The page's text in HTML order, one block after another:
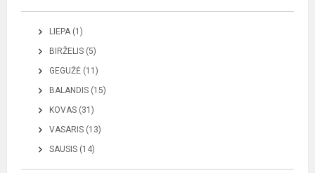
LIEPA (1)
BIRŽELIS (5)
GEGUŽĖ (11)
BALANDIS (15)
KOVAS (31)
VASARIS (13)
SAUSIS (14)